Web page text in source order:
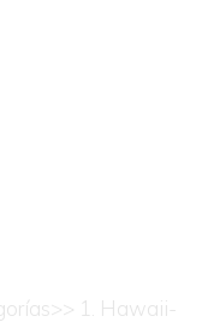
1. Hawaii-